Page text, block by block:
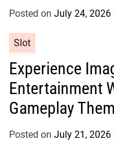
r
s
Posted on July 24, 2026
a
e
g
o
r
Slot
Experience
Entertainment
Gameplay
Posted on July 21, 2026